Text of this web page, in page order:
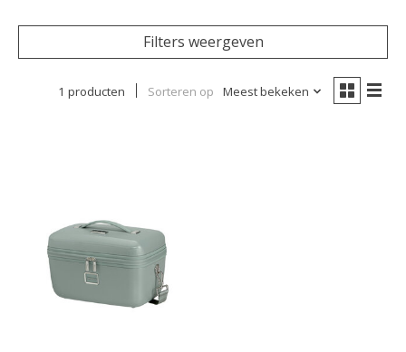
Filters weergeven
1 producten Sorteren op Meest bekeken